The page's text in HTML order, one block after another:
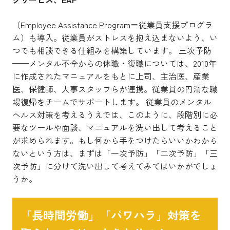
（Employee Assistance Program＝従業員支援プログラ
ム）も導入。従業員がストレスを抱え込まないよう、い
つでも相談できる仕組みを構築しています。 三次予防
——メンタル不全からの休職・復職については、2010年
に作成されたマニュアルをもとに上司、主治医、産業
医、保健師、人事スタッフらが連携。従業員の円滑な職
場復帰をチームでサポートします。 従業員のメンタル
ヘルス対策を考えるうえでは、このように、段階別に必
要なツールや面談、マニュアルを洗い出して考えること
が求められます。もし何から手をつけたらいいかわから
ないという方は、まずは「一次予防」「二次予防」「三
次予防」に分けて洗い出して考えてみてはいかがでしょ
うか。
「長時間労働」「パワハラ」対策を